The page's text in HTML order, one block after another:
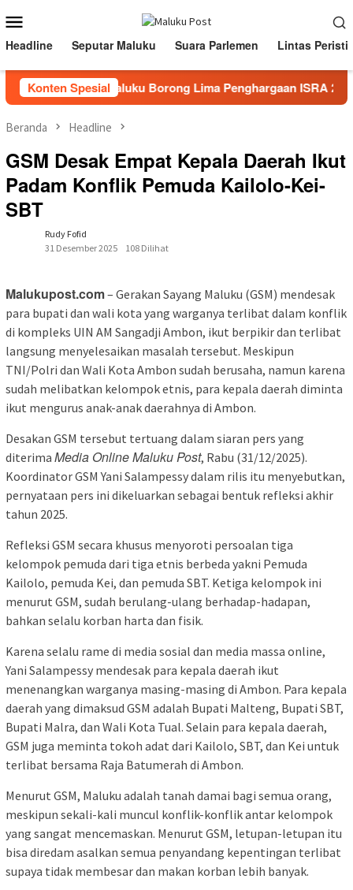
ke
kontenMobile
Headline Seputar Maluku Suara Parlemen Lintas
Konten Spesial
Papua Maluku Borong Lima Penghargaan ISRA 2026,
Beranda Headline
GSM Desak Empat Kepala Daerah Ikut
Padam Konflik Pemuda Kailolo-Kei-
SBT
Rudy Fofid
31 Desember 2025
108 Dilihat
Malukupost.com– Gerakan Sayang Maluku (GSM) mendesak
para bupati dan wali kota yang warganya terlibat dalam konflik
di kompleks UIN AM Sangadji Ambon, ikut berpikir dan terlibat
langsung menyelesaikan masalah tersebut. Meskipun
TNI/Polri dan Wali Kota Ambon sudah berusaha, namun karena
sudah melibatkan kelompok etnis, para kepala daerah diminta
ikut mengurus anak-anak daerahnya di Ambon.
Desakan GSM tersebut tertuang dalam siaran pers yang
diterima Media Online Maluku Post, Rabu (31/12/2025).
Koordinator GSM Yani Salampessy dalam rilis itu menyebutkan,
pernyataan pers ini dikeluarkan sebagai bentuk refleksi akhir
tahun 2025.
Refleksi GSM secara khusus menyoroti persoalan tiga
kelompok pemuda dari tiga etnis berbeda yakni Pemuda
Kailolo, pemuda Kei, dan pemuda SBT. Ketiga kelompok ini
menurut GSM, sudah berulang-ulang berhadap-hadapan,
bahkan selalu korban harta dan fisik.
Karena selalu rame di media sosial dan media massa online,
Yani Salampessy mendesak para kepala daerah ikut
menenangkan warganya masing-masing di Ambon. Para kepala
daerah yang dimaksud GSM adalah Bupati Malteng, Bupati SBT,
Bupati Malra, dan Wali Kota Tual. Selain para kepala daerah,
GSM juga meminta tokoh adat dari Kailolo, SBT, dan Kei untuk
terlibat bersama Raja Batumerah di Ambon.
Menurut GSM, Maluku adalah tanah damai bagi semua orang,
meskipun sekali-kali muncul konflik-konflik antar kelompok
yang sangat mencemaskan. Menurut GSM, letupan-letupan itu
bisa diredam asalkan semua penyandang kepentingan terlibat
supaya tidak membesar dan makan korban lebih banyak.